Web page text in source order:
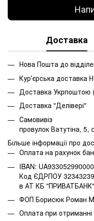
Доставка
Нова Пошта до
Курʼєрська
Доставка Укрпоштою
Доставка "Делівері"
Самовивіз
провулок Ватутіна,
Більше інформації про
Оплата на рахунок
IBAN:
Код ЄДРПОУ
в АТ КБ "ПРИВАТБАНК"
ФОП Борисюк Роман
Оплата при